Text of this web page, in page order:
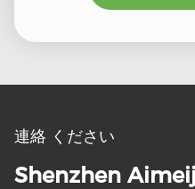
連絡 ください
Shenzhen